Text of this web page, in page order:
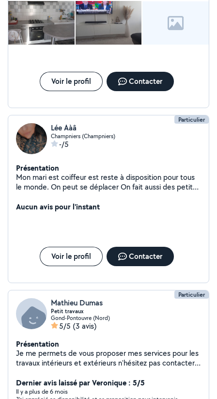
Voir le profil Contacter
Particulier
Lée Aàâ
Champniers (Champniers)
-/5
Présentation
Mon mari est coiffeur est reste à disposition pour tous
le monde. On peut se déplacer On fait aussi des petites
Aucun avis pour l'instant
Voir le profil Contacter
Particulier
Mathieu Dumas
Petit travaux
Gond-Pontouvre (Nord)
5/5 (3 avis)
Présentation
Je me permets de vous proposer mes services pour les
travaux intérieurs et extérieurs n'hésitez pas contacter
Dernier avis laissé par Veronique : 5/5
Il y a plus de 6 mois